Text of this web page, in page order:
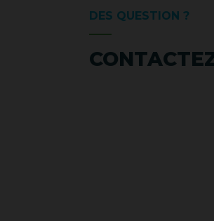
DES QUESTION ?